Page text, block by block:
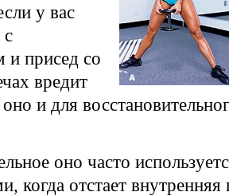
у вас
с
и присед со
вредит
и для
оно часто
когда отстает внутренняя